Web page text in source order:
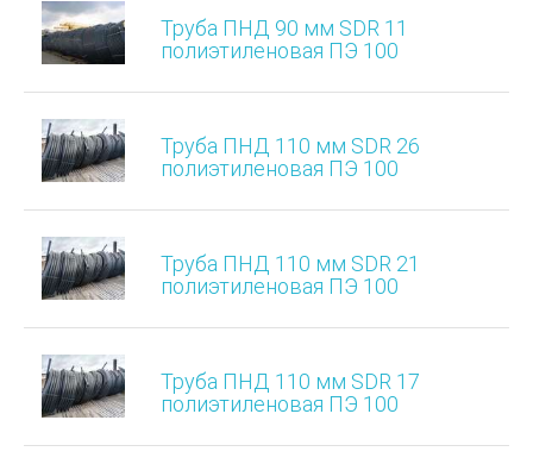
Труба ПНД 90 мм SDR 11
полиэтиленовая ПЭ 100
Труба ПНД 110 мм SDR 26
полиэтиленовая ПЭ 100
Труба ПНД 110 мм SDR 21
полиэтиленовая ПЭ 100
Труба ПНД 110 мм SDR 17
полиэтиленовая ПЭ 100